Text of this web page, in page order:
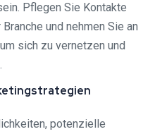
Pflegen Sie Kontakte
und nehmen Sie an
sich zu vernetzen und
potenzielle